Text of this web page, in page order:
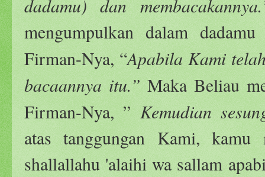
dadamu) dan
mengumpulkan dalam
Firman-Nya, “Apabila Kami
bacaannya itu.”Maka Beliau
Firman-Nya, ” Kemudian
atas tanggungan Kami, kamu
shallallahu 'alaihi wa sallam